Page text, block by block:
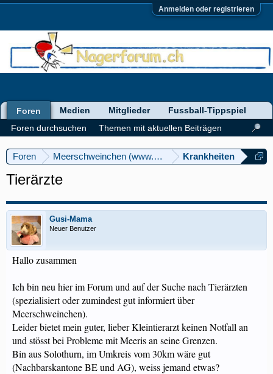
Anmelden oder registrieren
Foren Meerschweinchen (www.meerschweinforum.ch)
Krankheiten
Tierärzte
Gusi-Mama
Neuer Benutzer
Hallo zusammen
Ich bin neu hier im Forum und auf der Suche nach Tierärzten
(spezialisiert oder zumindest gut informiert über
Meerschweinchen).
Leider bietet mein guter, lieber Kleintierarzt keinen Notfall an
und stösst bei Probleme mit Meeris an seine Grenzen.
Bin aus Solothurn, im Umkreis vom 30km wäre gut
(Nachbarskantone BE und AG), weiss jemand etwas?
Foren
Foren durchsuchen
Themen mit aktuellen Beiträgen
Medien Mitglieder Fussball-Tippspiel